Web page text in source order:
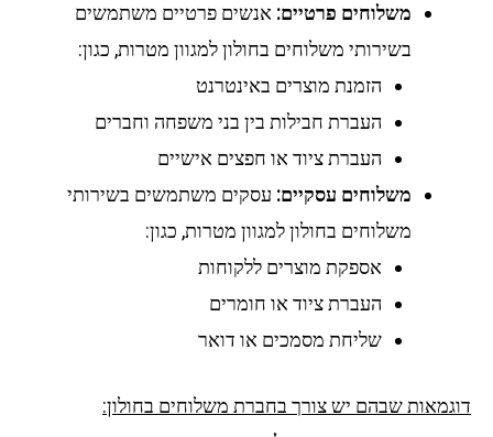
משלוחים פרטיים:אנשים פרטיים משתמשים
בשירותי משלוחים בחולון למגוון מטרות, כגון:
הזמנת מוצרים באינטרנט
העברת חבילות בין בני משפחה וחברים
העברת ציוד או חפצים אישיים
משלוחים עסקיים:עסקים משתמשים בשירותי
משלוחים בחולון למגוון מטרות, כגון:
אספקת מוצרים ללקוחות
העברת ציוד או חומרים
שליחת מסמכים או דואר
שבהם יש צורך בחברת משלוחים בחולון: